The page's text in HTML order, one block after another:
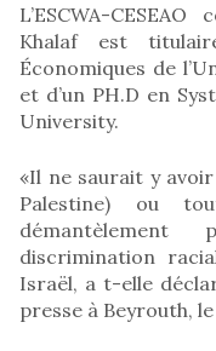
L’ESCWA-
Khalaf est
Économiques de
et d’un PH.D en
University.
«Il ne saurait y
Palestine) ou
discrimination
Israël, a t-elle
presse à Beyrouth, le